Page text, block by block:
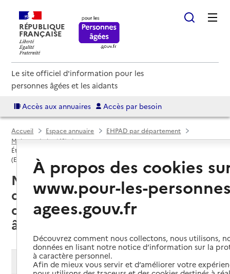
RÉPUBLIQUE
FRANÇAISE
Le site officiel d'information pour les
personnes âgées et les aidants
Accès aux annuaires Accès par besoin
Accueil Espace annuaire
EHPAD par département
Maine-et-Loire (49)
Établissement d'hébergement pour personnes âgées dépendantes
(EHPAD)
Mauges-sur-Loire (49620) : liste
des établissements
d'hébergement pour personnes
âgées dépendantes (EHPAD)
Modifier ma recherche
À propos des cookies
www.pour-les-
agees.gouv.fr
Découvrez comment nous collectons, nous utilisons,
données en lisant notre notice d’information sur la
à caractère personnel.
Afin de mieux vous servir et d’améliorer votre